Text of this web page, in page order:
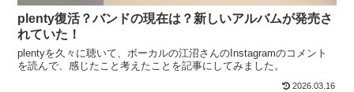
plenty復活？バンドの現在は？新しいアルバムが発売さ
れていた！
plentyを久々に聴いて、ボーカルの江沼さんのInstagramのコメント
を読んで、感じたこと考えたことを記事にしてみました。
2026.03.16